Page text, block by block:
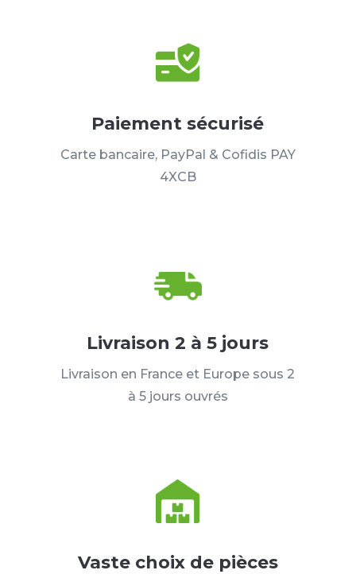
Paiement sécurisé
Carte bancaire, PayPal & Cofidis PAY
4XCB
Livraison 2 à 5 jours
Livraison en France et Europe sous 2
à 5 jours ouvrés
Vaste choix de pièces